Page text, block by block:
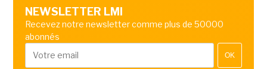
NEWSLETTER LMI
Recevez notre newsletter comme plus de 50000
abonnés
OK